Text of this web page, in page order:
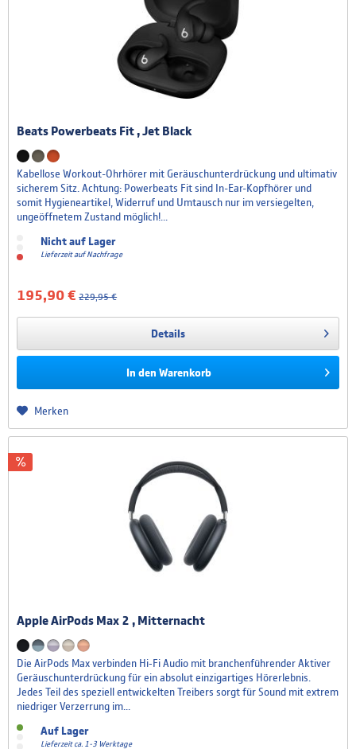
Beats Powerbeats Fit , Jet Black
Kabellose Workout-Ohrhörer mit Geräuschunterdrückung und ultimativ
sicherem Sitz. Achtung: Powerbeats Fit sind In-Ear-Kopfhörer und
somit Hygieneartikel, Widerruf und Umtausch nur im versiegelten,
ungeöffnetem Zustand möglich!...
Nicht auf Lager
Lieferzeit auf Nachfrage
195,90 € 229,95 €
Details
In den Warenkorb
Merken
Apple AirPods Max 2 , Mitternacht
Die AirPods Max verbinden Hi‑Fi Audio mit branchen­führender Aktiver
Geräusch­unterdrückung für ein absolut einzig­artiges Hörerlebnis.
Jedes Teil des speziell ent­wickelten Treibers sorgt für Sound mit extrem
niedriger Verzerrung im...
Auf Lager
Lieferzeit ca. 1-3 Werktage